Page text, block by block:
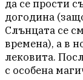
да се прости
догодина
Слънцата се
времена), а в
лековита.
с особена